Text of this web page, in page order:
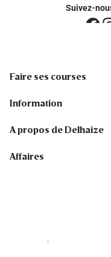
Suivez-
Faire ses courses
Information
A propos de Delhaize
Affaires